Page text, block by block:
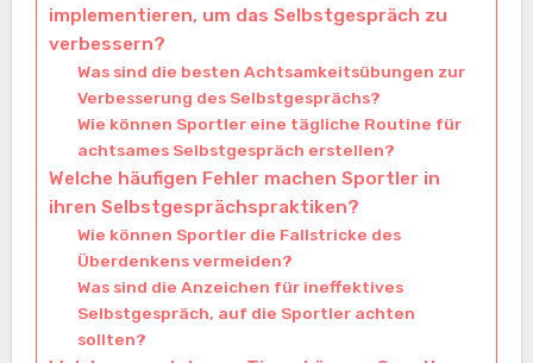
implementieren, um das Selbstgespräch zu
verbessern?
Was sind die besten Achtsamkeitsübungen zur
Verbesserung des Selbstgesprächs?
Wie können Sportler eine tägliche Routine für
achtsames Selbstgespräch erstellen?
Welche häufigen Fehler machen Sportler in
ihren Selbstgesprächspraktiken?
Wie können Sportler die Fallstricke des
Überdenkens vermeiden?
Was sind die Anzeichen für ineffektives
Selbstgespräch, auf die Sportler achten
sollten?